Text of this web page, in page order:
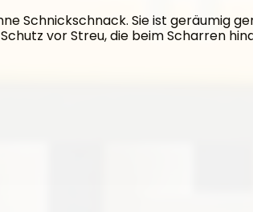
Schnickschnack. Sie ist geräumig
vor Streu, die beim Scharren